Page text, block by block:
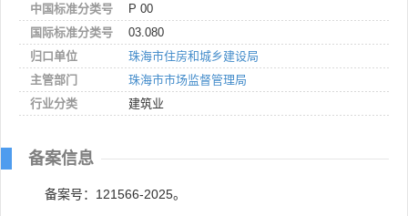
中国标准分类号
P 00
国际标准分类号
03.080
归口单位
珠海市住房和城乡建设局
主管部门
珠海市市场监督管理局
行业分类
建筑业
备案信息
备案号：121566-2025。